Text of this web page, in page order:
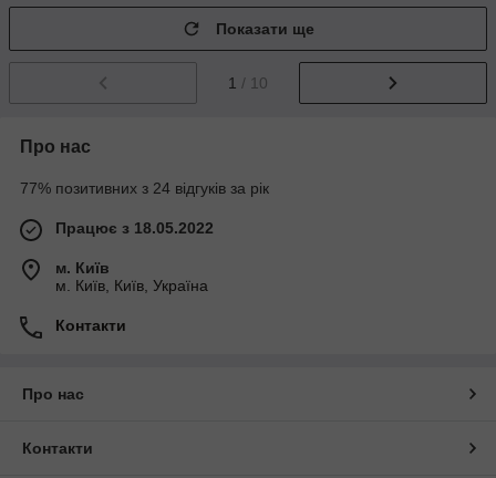
Показати ще
1 / 10
Про нас
77% позитивних з 24 відгуків за рік
Працює з 18.05.2022
м. Київ
м. Київ, Київ, Україна
Контакти
Про нас
Контакти